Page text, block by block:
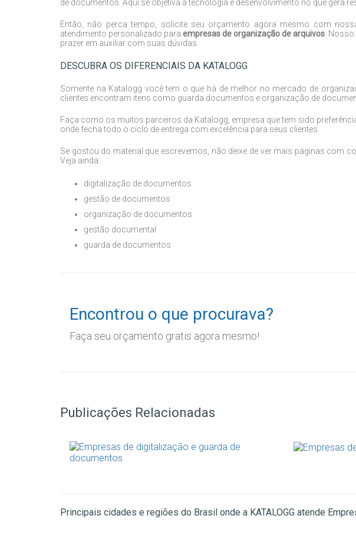
de documentos. Aqui se objetiva a tecnologia e desenvolvimento no que gera
Então, não perca tempo, solicite seu orçamento agora mesmo com
atendimento personalizado paraempresas de organização de arquivos .
prazer em auxiliar com suas dúvidas.
DESCUBRA OS DIFERENCIAIS DA KATALOGG
Somente na Katalogg você tem o que há de melhor no mercado de
clientes encontram itens como guarda documentos e organização de
Faça como os muitos parceiros da Katalogg, empresa que tem sido
onde fecha todo o ciclo de entrega com excelência para seus clientes.
Se gostou do material que escrevemos, não deixe de ver mais páginas com
Veja ainda:
digitalização de documentos
gestão de documentos
organização de documentos
gestão documental
guarda de documentos
Encontrou o que procurava?
Faça seu orçamento gratis agora mesmo!
Publicações Relacionadas
Principais cidades e regiões do Brasil onde a KATALOGG atende